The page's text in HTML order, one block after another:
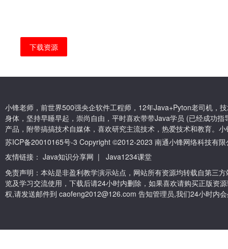
下载资源
小锋老师，前世界500强央企软件工程师，12年Java+Pyton老司机，
身体，坚持早睡早起，崇尚自由，平时喜欢带带Java学员 (已经成功
产品，附带搞搞技术自媒体，喜欢研究主流技术，热爱技术和教育。
苏ICP备20010165号-3 Copyright ©2012-2023 南通小锋网络科技有限
友情链接： Java知识分享网 |
Java1234课堂
免责声明：本站是非盈利教学演示站点，网站所有资源均转载自第三
览及学习交流使用，下载后请24小时内删除，如果喜欢请购买正版资
权,请发送邮件到 caofeng2012@126.com 告知管理员,我们24小时内